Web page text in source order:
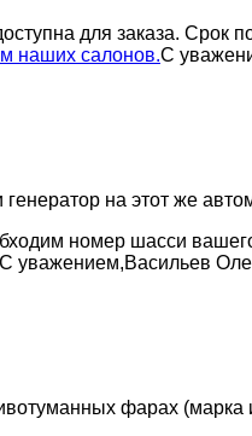
для заказа. Срок
наших салонов.С
генератор на этот же
номер шасси
С уважением,Васильев
фарах (марка